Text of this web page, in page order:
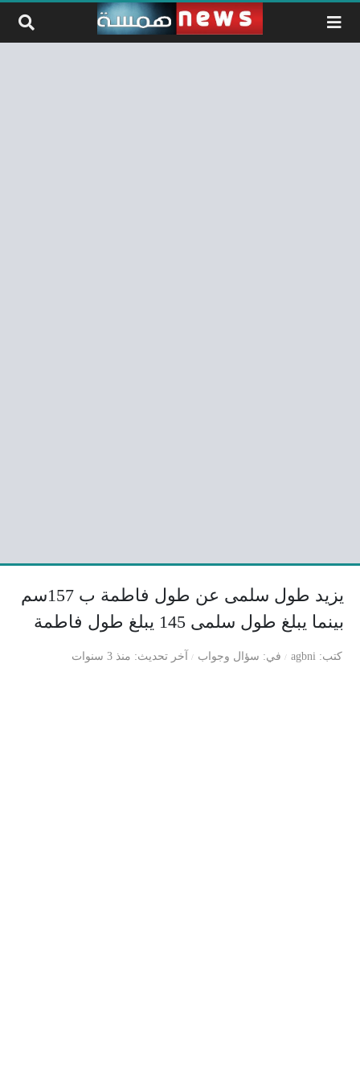
التخطي إلى المحتوى
يزيد طول سلمى عن طول فاطمة ب 157سم
بينما يبلغ طول سلمى 145 يبلغ طول فاطمة
كتب agbni في سؤال وجواب آخر تحديث منذ 3 سنوات